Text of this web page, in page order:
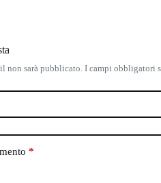
non sarà pubblicato.I campi obbligatori
*